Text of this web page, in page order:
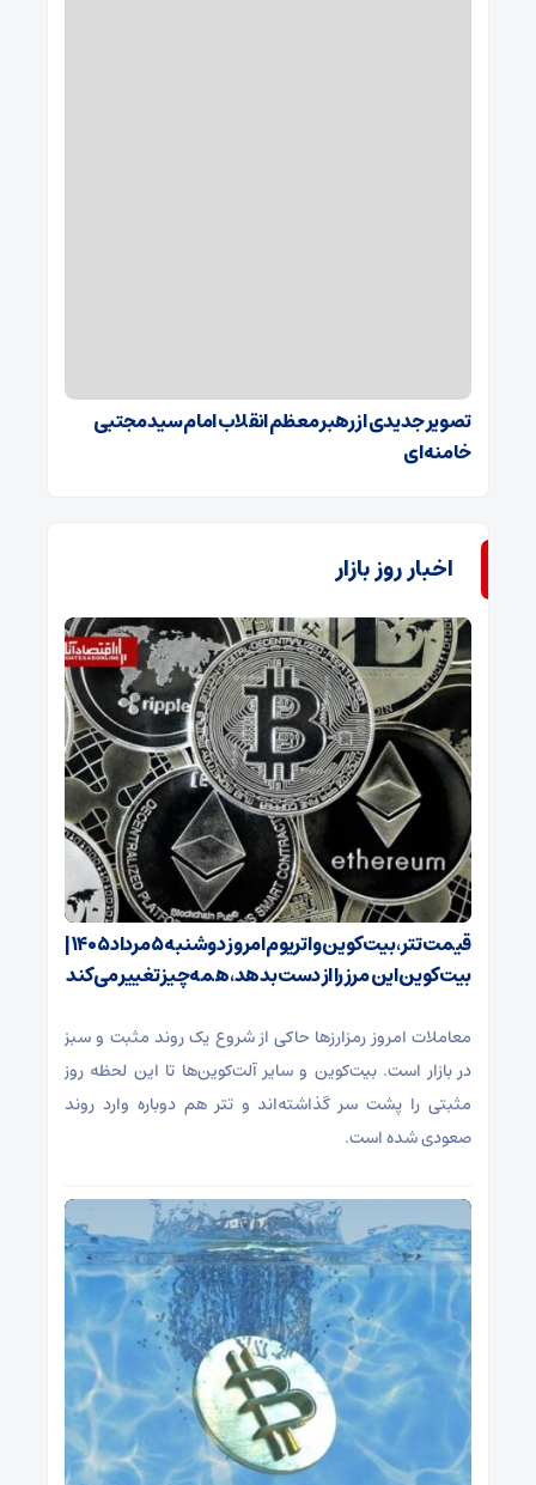
تصویر جدیدی از رهبر معظم انقلاب امام سید مجتبی
خامنه‌ای
اخبار روز بازار
قیمت تتر، بیت‌کوین و اتریوم امروز دوشنبه ۵ مرداد ۱۴۰۵ |
بیت‌کوین این مرز را از دست بدهد، همه‌چیز تغییر می‌کند
معاملات امروز رمزارز‌ها حاکی از شروع یک روند مثبت و سبز
در بازار است. بیت‌کوین و سایر آلت‌کوین‌ها تا این لحظه روز
مثبتی را پشت سر گذاشته‌اند و تتر هم دوباره وارد روند
صعودی شده است.